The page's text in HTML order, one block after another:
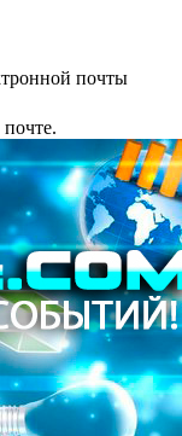
почты